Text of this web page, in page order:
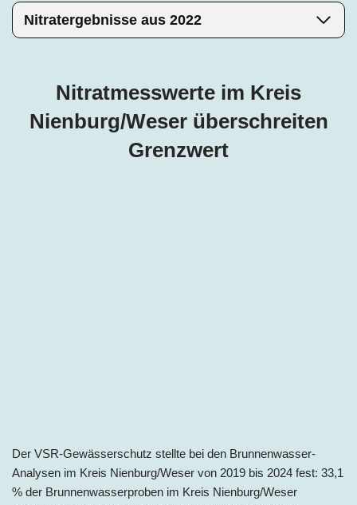
Nitratergebnisse aus 2022
Nitratmesswerte im Kreis
Nienburg/Weser überschreiten
Grenzwert
Der VSR-Gewässerschutz stellte bei den Brunnenwasser-
Analysen im Kreis Nienburg/Weser von 2019 bis 2024 fest: 33,1
% der Brunnenwasserproben im Kreis Nienburg/Weser